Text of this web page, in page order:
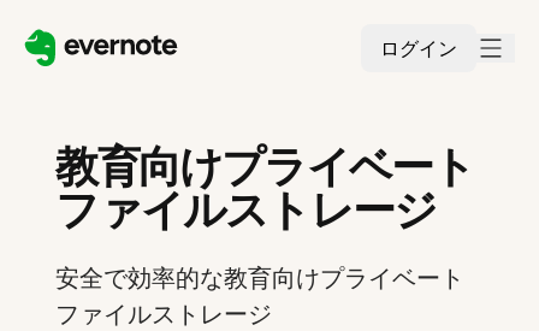
ログイン
教育向けプライベート
ファイルストレージ
安全で効率的な教育向けプライベート
ファイルストレージ